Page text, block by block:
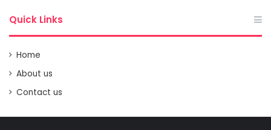
Quick Links
Home
About us
Contact us